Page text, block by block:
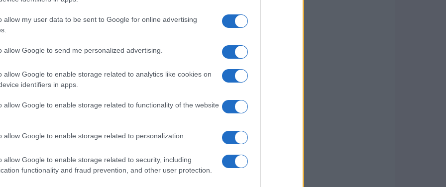
allow my user data to be sent to Google for online advertising
allow Google to send me personalized advertising.
allow Google to enable storage related to analytics like cookies on
identifiers in apps.
allow Google to enable storage related to functionality of the website
allow Google to enable storage related to personalization.
allow Google to enable storage related to security, including
functionality and fraud prevention, and other user protection.
aspetti del suo rapporto con
dei fatti del giorno del delitto. Nel breve
anno sulla morte e sulla vita di Chiara», una
e il peso mediatico attorno al caso.
per mettere a fuoco elementi
in ombra.
la veridicità delle ricostruzioni sulla presenza
e la percezione pubblica costruita
colloca in un contesto giudiziario in
accertamenti e ha iscritto
Andrea Sempio